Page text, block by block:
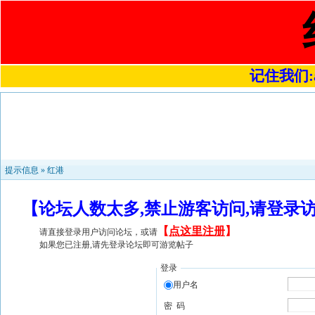
记住我们
提示信息 » 红港
【论坛人数太多,禁止游客访问,请登
请直接登录用户访问论坛，或请 【 点这里注册】
如果您已注册,请先登录论坛即可游览帖子
登录
用户名
密 码